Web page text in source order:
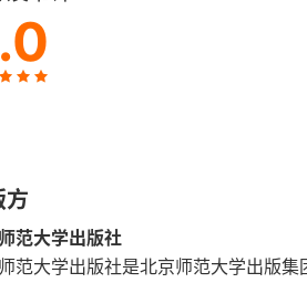
之境
与个体性原则
与个人
方
范大学出版社
范大学出版社是北京师范大学出版